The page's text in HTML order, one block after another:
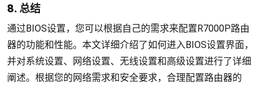
8. 总结
通过BIOS设置，您可以根据自己的需求来配置R7000P路由
器的功能和性能。本文详细介绍了如何进入BIOS设置界面，
并对系统设置、网络设置、无线设置和高级设置进行了详细
阐述。根据您的网络需求和安全要求，合理配置路由器的